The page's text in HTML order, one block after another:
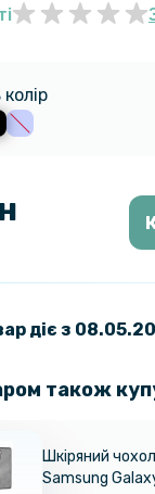
діє з
також
Шкіряний
Samsung